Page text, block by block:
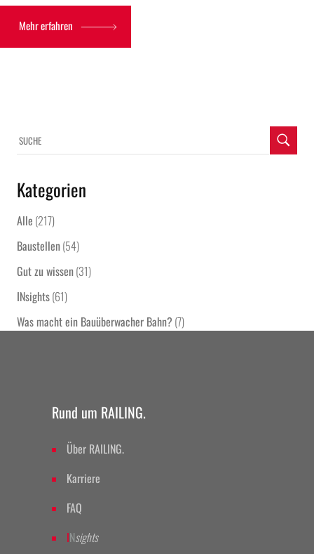
Mehr erfahren
Kategorien
Alle (217)
Baustellen(54)
Gut zu wissen(31)
INsights(61)
Was macht ein Bauüberwacher Bahn? (7)
Rund um RAILING.
Über RAILING.
Karriere
FAQ
INsights